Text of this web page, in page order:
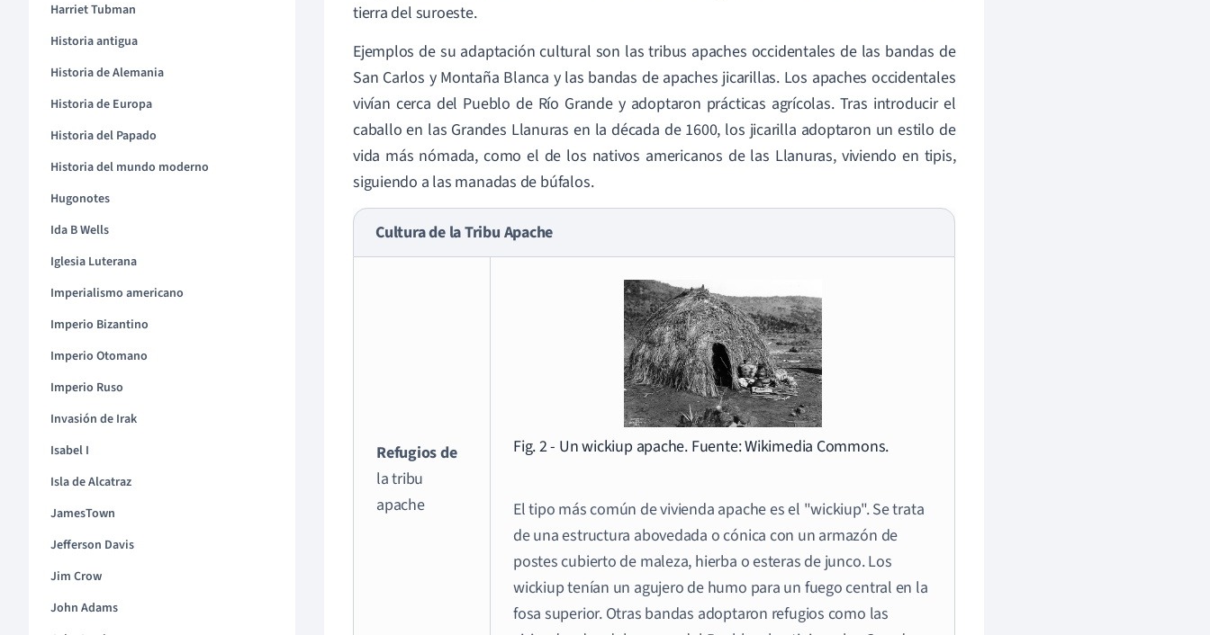
Harriet Tubman
Historia antigua
Historia de Alemania
Historia de Europa
Historia del Papado
Historia del mundo moderno
Hugonotes
Ida B Wells
Iglesia Luterana
Imperialismo americano
Imperio Bizantino
Imperio Otomano
Imperio Ruso
Invasión de Irak
Isabel I
Isla de Alcatraz
JamesTown
Jefferson Davis
Jim Crow
John Adams
tierra del suroeste.
Ejemplos de su adaptación cultural son las tribus apaches occidentales de las bandas de
San Carlos y Montaña Blanca y las bandas de apaches jicarillas. Los apaches occidentales
vivían cerca del Pueblo de Río Grande y adoptaron prácticas agrícolas. Tras introducir el
caballo en las Grandes Llanuras en la década de 1600, los jicarilla adoptaron un estilo de
vida más nómada, como el de los nativos americanos de las Llanuras, viviendo en tipis,
siguiendo a las manadas de búfalos.
Cultura de la Tribu Apache
Refugios de
la tribu
apache
Fig. 2 - Un wickiup apache. Fuente: Wikimedia Commons.
El tipo más común de vivienda apache es el "wickiup". Se trata
de una estructura abovedada o cónica con un armazón de
postes cubierto de maleza, hierba o esteras de junco. Los
wickiup tenían un agujero de humo para un fuego central en la
fosa superior. Otras bandas adoptaron refugios como las